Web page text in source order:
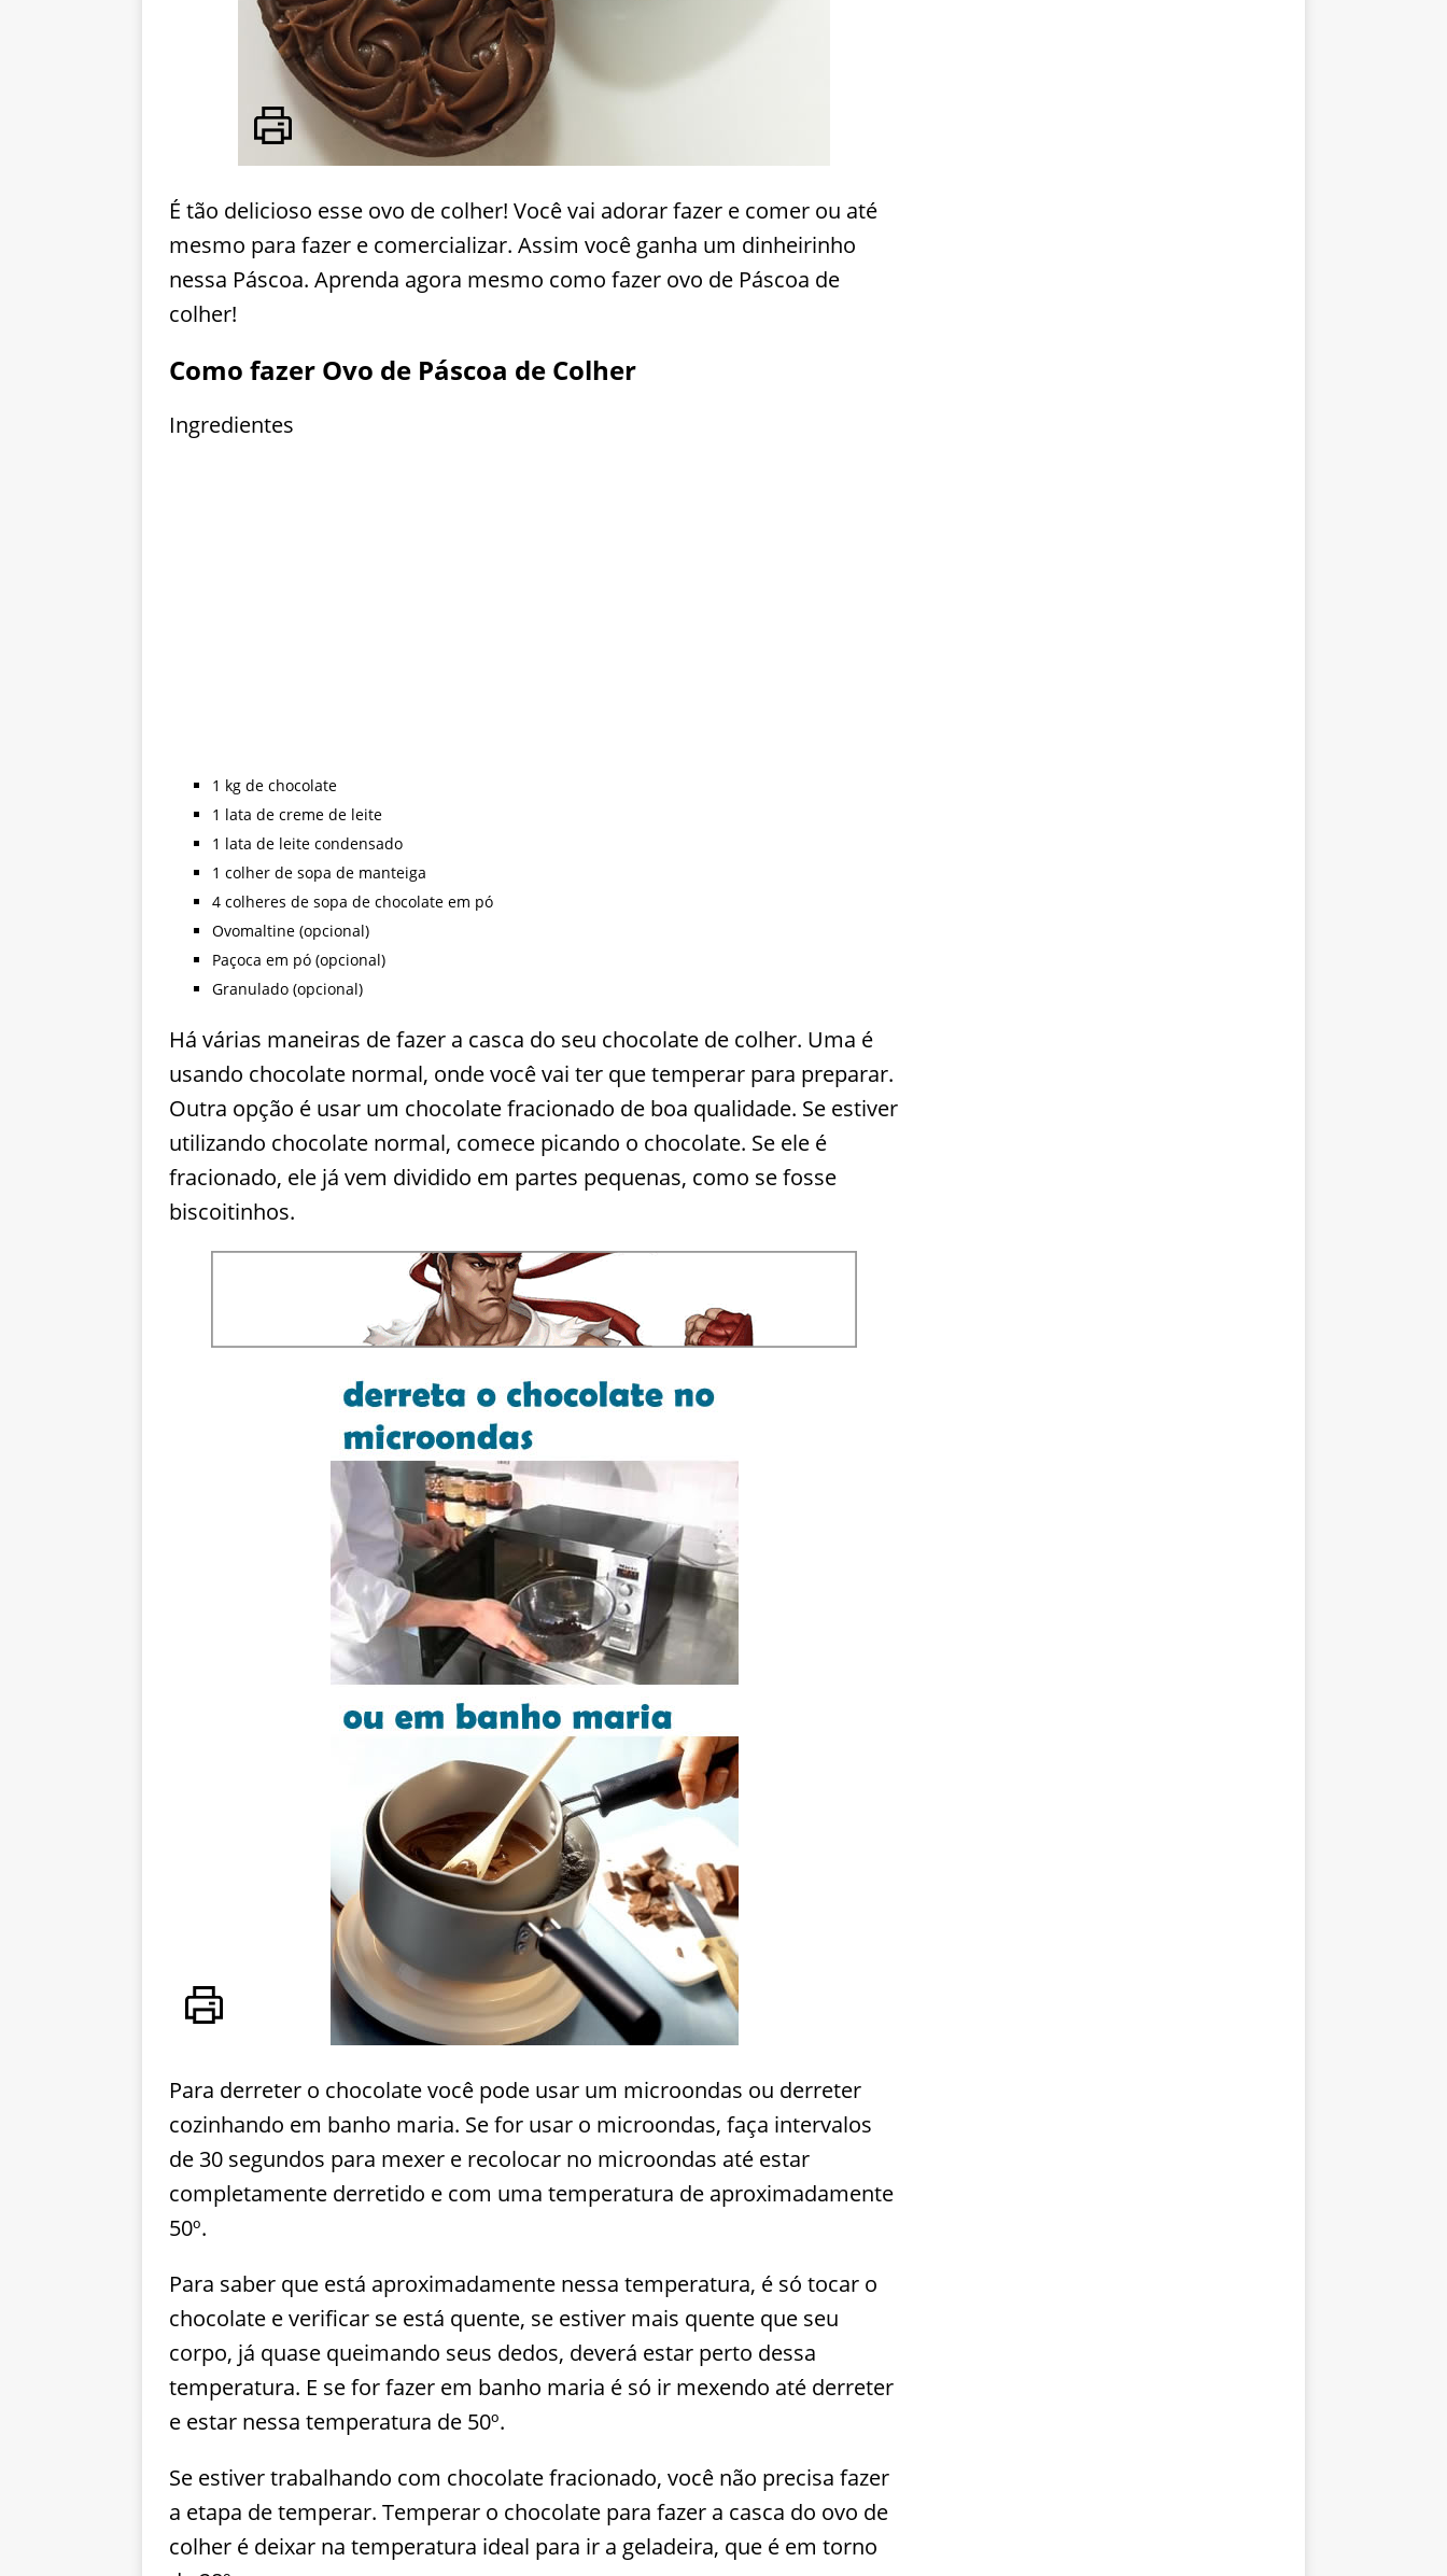
É tão delicioso esse ovo de colher! Você vai adorar fazer e comer ou até
mesmo para fazer e comercializar. Assim você ganha um dinheirinho
nessa Páscoa. Aprenda agora mesmo como fazer ovo de Páscoa de
colher!
Como fazer Ovo de Páscoa de Colher
Ingredientes
1 kg de chocolate
1 lata de creme de leite
1 lata de leite condensado
1 colher de sopa de manteiga
4 colheres de sopa de chocolate em pó
Ovomaltine (opcional)
Paçoca em pó (opcional)
Granulado (opcional)
Há várias maneiras de fazer a casca do seu chocolate de colher. Uma é
usando chocolate normal, onde você vai ter que temperar para preparar.
Outra opção é usar um chocolate fracionado de boa qualidade. Se estiver
utilizando chocolate normal, comece picando o chocolate. Se ele é
fracionado, ele já vem dividido em partes pequenas, como se fosse
biscoitinhos.
Para derreter o chocolate você pode usar um microondas ou derreter
cozinhando em banho maria. Se for usar o microondas, faça intervalos
de 30 segundos para mexer e recolocar no microondas até estar
completamente derretido e com uma temperatura de aproximadamente
50º.
Para saber que está aproximadamente nessa temperatura, é só tocar o
chocolate e verificar se está quente, se estiver mais quente que seu
corpo, já quase queimando seus dedos, deverá estar perto dessa
temperatura. E se for fazer em banho maria é só ir mexendo até derreter
e estar nessa temperatura de 50º.
Se estiver trabalhando com chocolate fracionado, você não precisa fazer
a etapa de temperar. Temperar o chocolate para fazer a casca do ovo de
colher é deixar na temperatura ideal para ir a geladeira, que é em torno